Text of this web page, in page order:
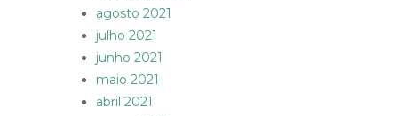
agosto 2021
julho 2021
junho 2021
maio 2021
abril 2021